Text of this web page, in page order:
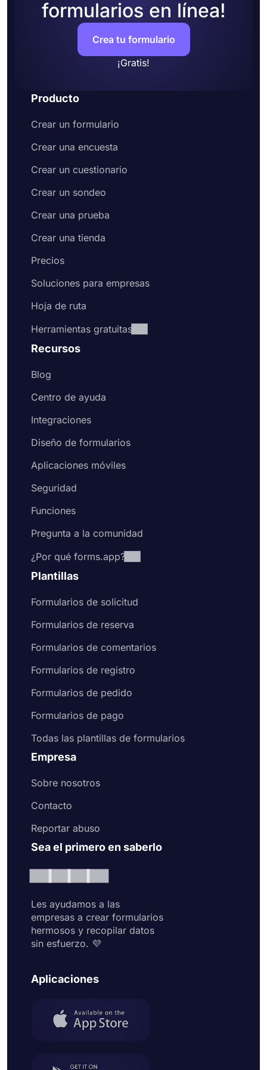
insértelo en una página web.
formularios en línea!
Crea tu formulario
¡Gratis!
Producto
Crear un formulario
Crear una encuesta
Crear un cuestionario
Crear un sondeo
Crear una prueba
Crear una tienda
Precios
Soluciones para empresas
Hoja de ruta
Herramientas gratuitas
Recursos
Blog
Centro de ayuda
Integraciones
Diseño de formularios
Aplicaciones móviles
Seguridad
Funciones
Pregunta a la comunidad
¿Por qué forms.app?
Plantillas
Formularios de solicitud
Formularios de reserva
Formularios de comentarios
Formularios de registro
Formularios de pedido
Formularios de pago
Todas las plantillas de formularios
Empresa
Sobre nosotros
Contacto
Reportar abuso
Sea el primero en saberlo
Les ayudamos a las
empresas a crear formularios
hermosos y recopilar datos
sin esfuerzo. 💜
Aplicaciones